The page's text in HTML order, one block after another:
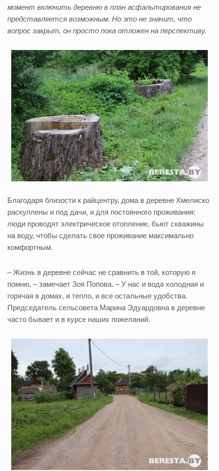
момент включить деревню в план асфальтирования не
представляется возможным. Но это не значит, что
вопрос закрыт, он просто пока отложен на перспективу.
Благодаря близости к райцентру, дома в деревне Хмелиско
раскуплены и под дачи, и для постоянного проживания:
люди проводят электрическое отопление, бьют скважины
на воду, чтобы сделать свое проживание максимально
комфортным.
– Жизнь в деревне сейчас не сравнить в той, которую я
помню, – замечает Зоя Попова. – У нас и вода холодная и
горячая в домах, и тепло, и все остальные удобства.
Председатель сельсовета Марина Эдуардовна в деревне
часто бывает и в курсе наших пожеланий.